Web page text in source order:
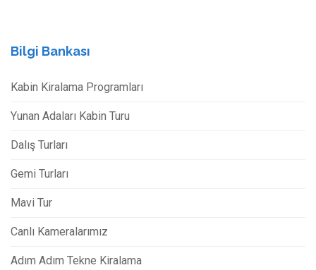
Bilgi Bankası
Kabin Kiralama Programları
Yunan Adaları Kabin Turu
Dalış Turları
Gemi Turları
Mavi Tur
Canlı Kameralarımız
Adım Adım Tekne Kiralama